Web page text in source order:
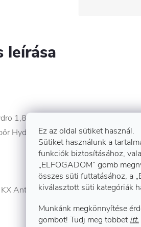
Ez az oldal sütiket használ.
Sütiket használunk a
funkciók biztosításához,
„ELFOGADOM” gomb
összes süti futtatásához, a
kiválasztott süti kategóriák
Munkánk megkönnyítése
gombot! Tudj meg többetitt.
leírása
1,8-2,0 mm
1,8-2,0 mm
Antiperforation újrahasznosított PS